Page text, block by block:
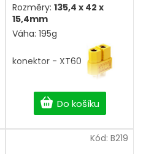
Do košíku
Rozměry: 135,4 x 42 x
15,4mm
Váha: 195g
konektor - XT60
Kód: B219